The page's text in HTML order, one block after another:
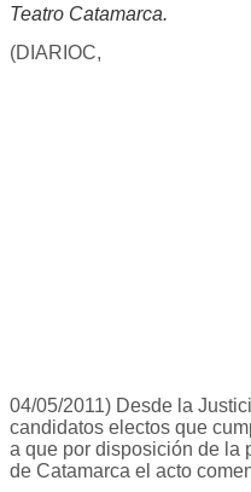
Teatro Catamarca.
(DIARIOC,
04/05/2011) Desde la
candidatos electos que
a que por disposición de la
de Catamarca el acto